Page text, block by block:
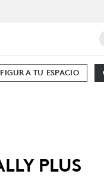
TU ESPACIO
PLUS